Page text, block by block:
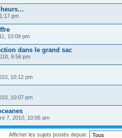
pm
10:09 pm
dans le grand sac
9:56 pm
10:12 pm
10:07 pm
7, 2010, 10:06 am
Afficher les sujets postés depuis: